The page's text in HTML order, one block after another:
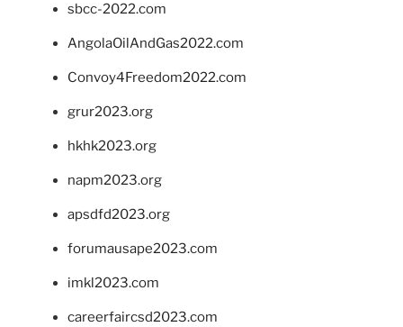
sbcc-2022.com
AngolaOilAndGas2022.com
Convoy4Freedom2022.com
grur2023.org
hkhk2023.org
napm2023.org
apsdfd2023.org
forumausape2023.com
imkl2023.com
careerfaircsd2023.com